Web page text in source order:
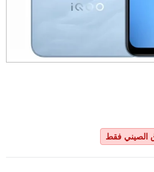
الصيني فقط